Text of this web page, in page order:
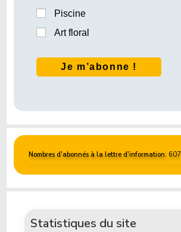
Piscine
Art floral
Nombres d'abonnés à la lettre d'information: 607
Statistiques du site